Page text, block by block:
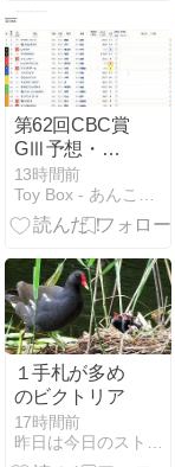
第62回CBC賞
GⅢ予想・レ
ース結果
13時間前
１手札が多め
のビクトリア
17時間前